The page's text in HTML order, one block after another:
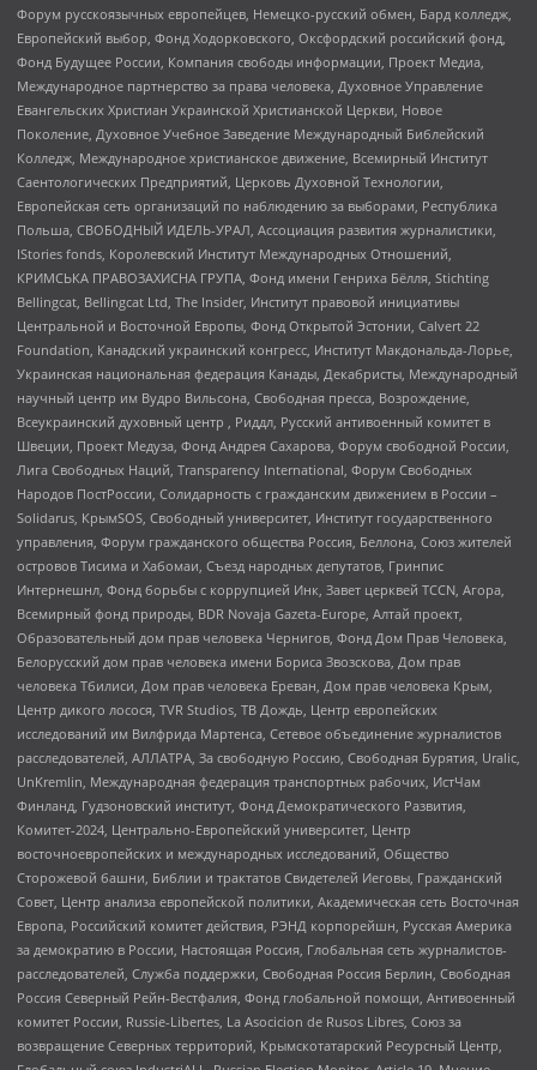
Форум русскоязычных европейцев, Немецко-русский обмен, Бард колледж,
Европейский выбор, Фонд Ходорковского, Оксфордский российский фонд,
Фонд Будущее России, Компания свободы информации, Проект Медиа,
Международное партнерство за права человека, Духовное Управление
Евангельских Христиан Украинской Христианской Церкви, Новое
Поколение, Духовное Учебное Заведение Международный Библейский
Колледж, Международное христианское движение, Всемирный Институт
Саентологических Предприятий, Церковь Духовной Технологии,
Европейская сеть организаций по наблюдению за выборами, Республика
Польша, СВОБОДНЫЙ ИДЕЛЬ-УРАЛ, Ассоциация развития журналистики,
IStories fonds, Королевский Институт Международных Отношений,
КРИМСЬКА ПРАВОЗАХИСНА ГРУПА, Фонд имени Генриха Бёлля, Stichting
Bellingcat, Bellingcat Ltd, The Insider, Институт правовой инициативы
Центральной и Восточной Европы, Фонд Открытой Эстонии, Calvert 22
Foundation, Канадский украинский конгресс, Институт Макдональда-Лорье,
Украинская национальная федерация Канады, Декабристы, Международный
научный центр им Вудро Вильсона, Свободная пресса, Возрождение,
Всеукраинский духовный центр , Риддл, Русский антивоенный комитет в
Швеции, Проект Медуза, Фонд Андрея Сахарова, Форум свободной России,
Лига Свободных Наций, Transparеncy International, Форум Свободных
Народов ПостРоссии, Солидарность с гражданским движением в России –
Solidarus, КрымSOS, Свободный университет, Институт государственного
управления, Форум гражданского общества Россия, Беллона, Союз жителей
островов Тисима и Хабомаи, Съезд народных депутатов, Гринпис
Интернешнл, Фонд борьбы с коррупцией Инк, Завет церквей TCCN, Агора,
Всемирный фонд природы, BDR Novaja Gazeta-Europe, Алтай проект,
Образовательный дом прав человека Чернигов, Фонд Дом Прав Человека,
Белорусский дом прав человека имени Бориса Звозскова, Дом прав
человека Тбилиси, Дом прав человека Ереван, Дом прав человека Крым,
Центр дикого лосося, TVR Studios, ТВ Дождь, Центр европейских
исследований им Вилфрида Мартенса, Сетевое объединение журналистов
расследователей, АЛЛАТРА, За свободную Россию, Свободная Бурятия, Uralic,
UnKremlin, Международная федерация транспортных рабочих, ИстЧам
Финланд, Гудзоновский институт, Фонд Демократического Развития,
Комитет-2024, Центрально-Европейский университет, Центр
восточноевропейских и международных исследований, Общество
Сторожевой башни, Библии и трактатов Свидетелей Иеговы, Гражданский
Совет, Центр анализа европейской политики, Академическая сеть Восточная
Европа, Российский комитет действия, РЭНД корпорейшн, Русская Америка
за демократию в России, Настоящая Россия, Глобальная сеть журналистов-
расследователей, Служба поддержки, Свободная Россия Берлин, Свободная
Россия Северный Рейн-Вестфалия, Фонд глобальной помощи, Антивоенный
комитет России, Russie-Libertes, La Asocicion de Rusos Libres, Союз за
возвращение Северных территорий, Крымскотатарский Ресурсный Центр,